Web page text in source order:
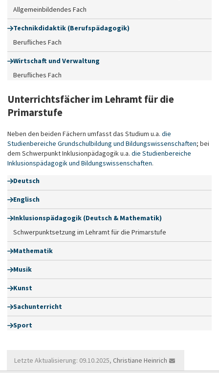
Allgemeinbildendes Fach
Technikdidaktik (Berufspädagogik)
Berufliches Fach
Wirtschaft und Verwaltung
Berufliches Fach
Unterrichtsfächer im Lehramt für die
Primarstufe
Neben den beiden Fächern umfasst das Studium u.a. die
Studienbereiche Grundschulbildung und Bildungswissenschaften; bei
dem Schwerpunkt Inklusionpädagogik u.a. die Studienbereiche
Inklusionspädagogik und Bildungswissenschaften.
Deutsch
Englisch
Inklusionspädagogik (Deutsch & Mathematik)
Schwerpunktsetzung im Lehramt für die Primarstufe
Mathematik
Musik
Kunst
Sachunterricht
Sport
Letzte Aktualisierung: 09.10.2025, Christiane Heinrich